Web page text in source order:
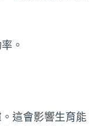
。
這會影響生育能